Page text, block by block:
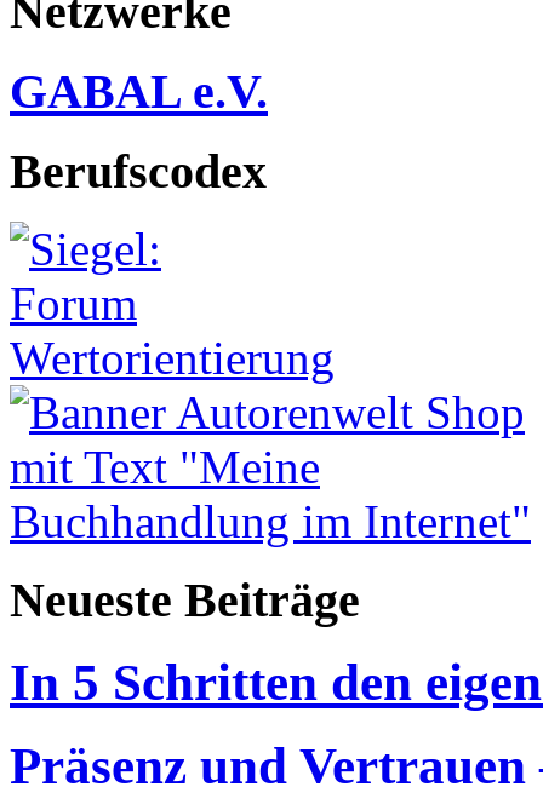
Netzwerke
GABAL e.V.
Berufscodex
Neueste Beiträge
In 5 Schritten den
Präsenz und